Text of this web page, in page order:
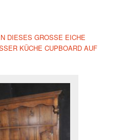
DIESES GROSSE EICHE
KÜCHE CUPBOARD AUF